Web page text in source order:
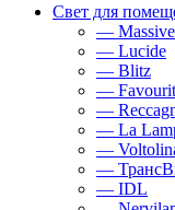
Свет для
— Massive
— Lucide
— Blitz
—
—
— La
—
—
— IDL